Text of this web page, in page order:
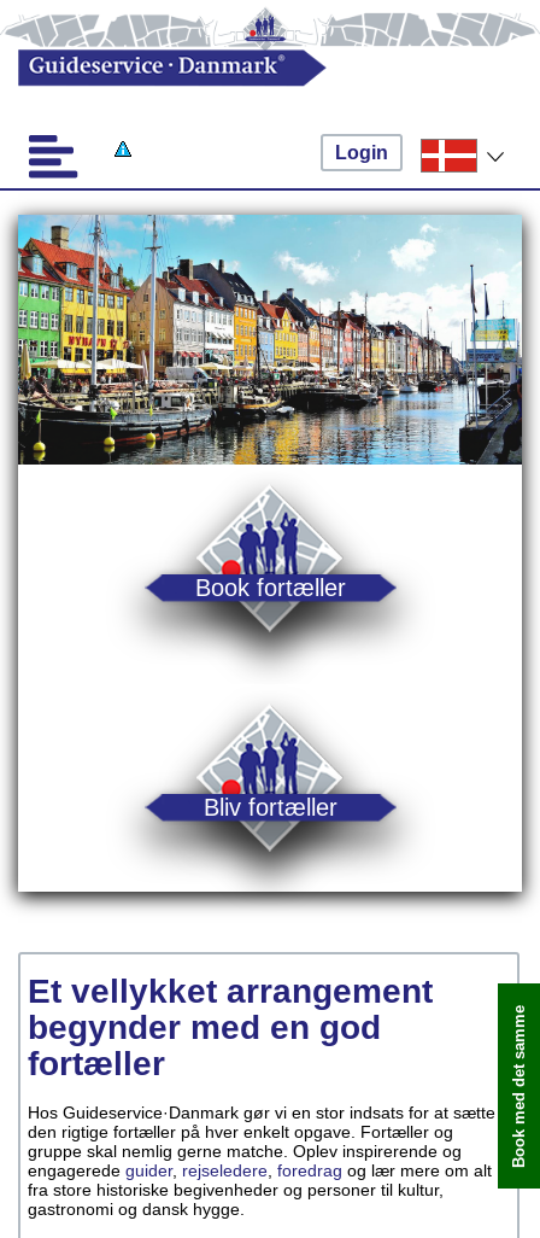
Login
Book fortæller
Bliv fortæller
Et vellykket arrangement
begynder med en god
fortæller
Hos Guideservice·Danmark gør vi en stor indsats for at sætte
den rigtige fortæller på hver enkelt opgave. Fortæller og
gruppe skal nemlig gerne matche. Oplev inspirerende og
engagerede guider, rejseledere foredrag og lær mere om alt
fra store historiske begivenheder og personer til kultur,
gastronomi og dansk hygge.
Book med det samme